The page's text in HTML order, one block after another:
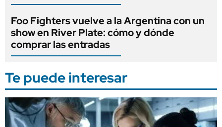
Foo Fighters vuelve a la Argentina con un
show en River Plate: cómo y dónde
comprar las entradas
Te puede interesar